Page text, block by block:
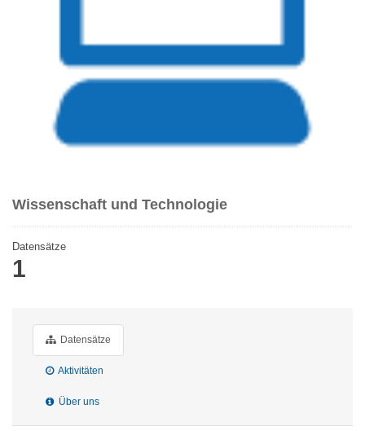
Wissenschaft und Technologie
Datensätze
1
Datensätze
Aktivitäten
Über uns